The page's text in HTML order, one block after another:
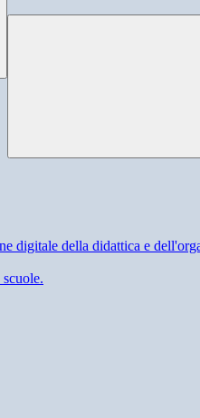
della didattica e